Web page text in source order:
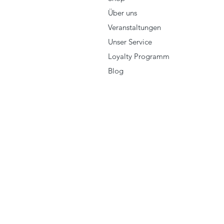
Über uns
Veranstaltungen
Unser Service
Loyalty Programm
Blog